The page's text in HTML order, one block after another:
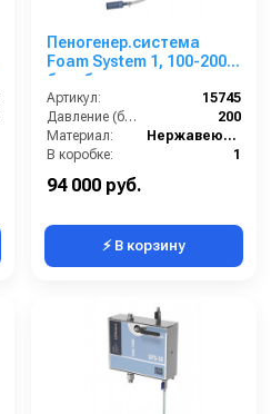
Пеногенер.система
Foam System 1, 100-200
бар, без подачи
воздуха, на 1 ср-во 3/8
ш. 3/8ш.
Артикул:
15745
Давление (бар):
200
Материал:
Нержавеющая сталь
В коробке:
1
94 000 руб.
⚡ В корзину